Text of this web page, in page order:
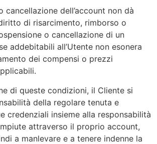
cancellazione dell’account non dà
di risarcimento, rimborso o
o cancellazione di un
addebitabili all’Utente non esonera
dei compensi o prezzi
di queste condizioni, il Cliente si
della regolare tenuta e
credenziali insieme alla responsabilità
attraverso il proprio account,
a manlevare e a tenere indenne la